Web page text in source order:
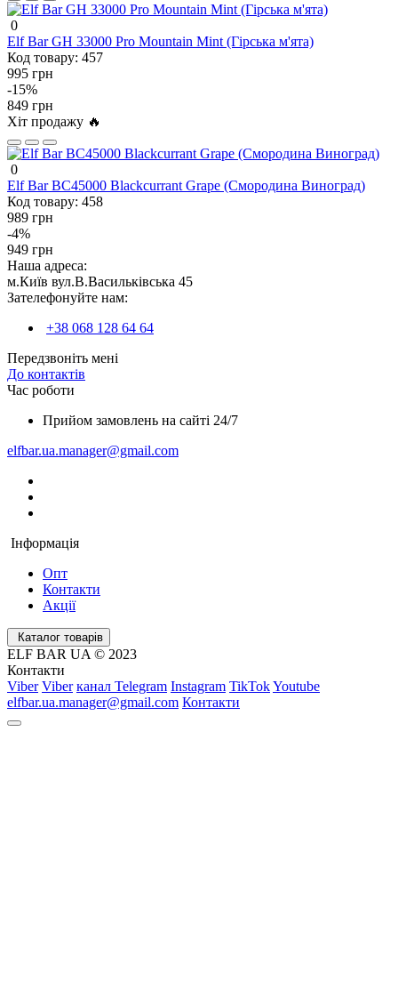
0
Elf Bar GH 33000 Pro Mountain Mint (Гірська м'ята)
Код товару: 457
995 грн
-15%
849 грн
Хіт продажу 🔥
0
Elf Bar BC45000 Blackcurrant Grape (Смородина Виноград)
Код товару: 458
989 грн
-4%
949 грн
Наша адреса:
м.Київ вул.В.Васильківська 45
Зателефонуйте нам:
+38 068 128 64 64
Передзвоніть мені
До контактів
Час роботи
Прийом замовлень на сайті 24/7
elfbar.ua.manager@gmail.com
Інформація
Опт
Контакти
Акції
Каталог товарів
ELF BAR UA © 2023
Контакти
Viber Viber канал Telegram Instagram TikTokYoutube
elfbar.ua.manager@gmail.com Контакти